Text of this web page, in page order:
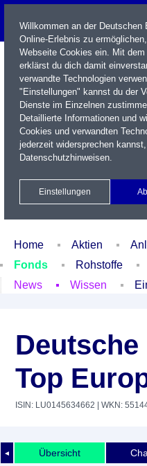
Name / WKN / ISIN / Kürzel
Xetra Realtime
Watchlist
Home Aktien
Fonds
Rohstoffe
News
Wissen
Deutsche
Top
ISIN: LU0145634662 | WKN:
◄ Übersicht
Willkommen an der
Online-Erlebnis zu
Webseite Cookies ein. Mit
erklärst du dich damit
verwandte Technologien
"Einstellungen" kannst du der
Dienste im Einzelnen
Detaillierte Informationen und
Cookies und verwandten
jederzeit widersprechen
Datenschutzhinweisen.
Einstellungen